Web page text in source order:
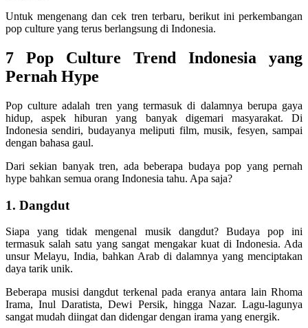
Untuk mengenang dan cek tren terbaru, berikut ini perkembangan
pop culture yang terus berlangsung di Indonesia.
7 Pop Culture Trend Indonesia yang
Pernah Hype
Pop culture adalah tren yang termasuk di dalamnya berupa gaya
hidup, aspek hiburan yang banyak digemari masyarakat. Di
Indonesia sendiri, budayanya meliputi film, musik, fesyen, sampai
dengan bahasa gaul.
Dari sekian banyak tren, ada beberapa budaya pop yang pernah
hype bahkan semua orang Indonesia tahu. Apa saja?
1. Dangdut
Siapa yang tidak mengenal musik dangdut? Budaya pop ini
termasuk salah satu yang sangat mengakar kuat di Indonesia. Ada
unsur Melayu, India, bahkan Arab di dalamnya yang menciptakan
daya tarik unik.
Beberapa musisi dangdut terkenal pada eranya antara lain Rhoma
Irama, Inul Daratista, Dewi Persik, hingga Nazar. Lagu-lagunya
sangat mudah diingat dan didengar dengan irama yang energik.